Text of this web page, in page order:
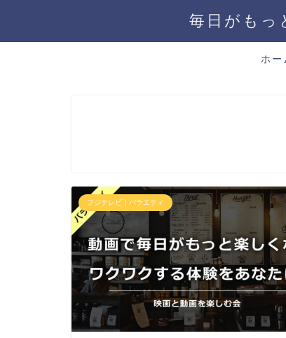
毎日がもっ
ホー
フジテレビ｜バラエティ